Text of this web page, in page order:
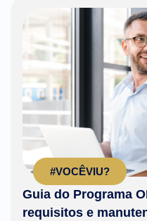
#VOCÊVIU?
Guia do Programa
requisitos e